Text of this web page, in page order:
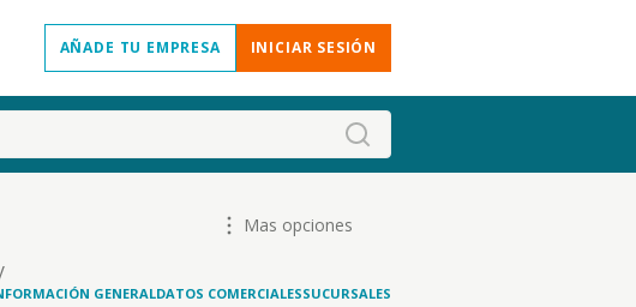
AÑADE TU EMPRESA INICIAR SESIÓN
Mas opciones
GENERALDATOS COMERCIALESSUCURSALES